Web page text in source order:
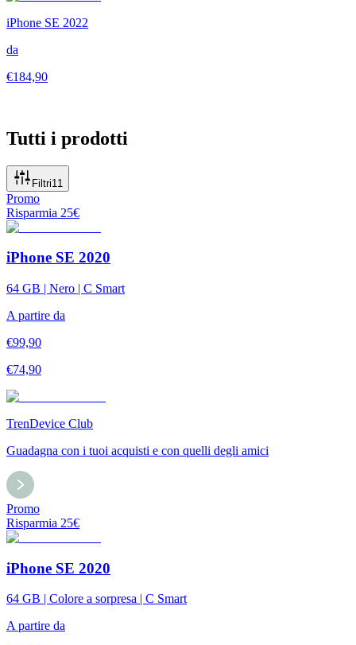
iPhone SE 2022
da
€184,90
Tutti i prodotti
Filtri11
Promo
Risparmia 25€
iPhone SE 2020
64 GB | Nero | C Smart
A partire da
€99,90
€74,90
TrenDevice Club
Guadagna con i tuoi acquisti e con quelli degli amici
Promo
Risparmia 25€
iPhone SE 2020
64 GB | Colore a sorpresa | C Smart
A partire da